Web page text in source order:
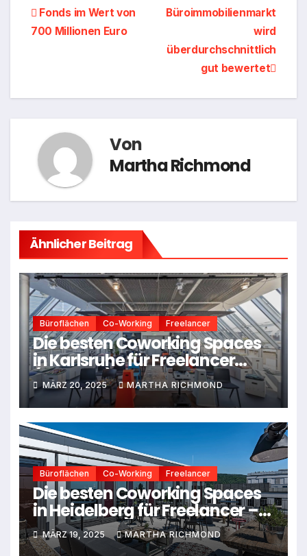
Beitragsnavigation
Büroimmobilienmarkt
wird
überdurchschnittlich
gut bewertet
Fonds im Wert von
700 Millionen Euro
Von
Martha Richmond
Ähnlicher Beitrag
Büroflächen Co-Working Freelancer
Die besten Coworking Spaces
in Karlsruhe für Freelancer
(Podcast)
MÄRZ 20, 2025 MARTHA RICHMOND
Büroflächen Co-Working Freelancer
Die besten Coworking Spaces
in Heidelberg für Freelancer –
Ein Leitfaden für den idealen
Arbeitsplatz
MÄRZ 19, 2025 MARTHA RICHMOND